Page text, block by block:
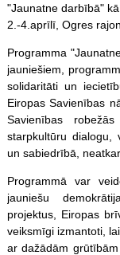
"Jaunatne darbībā"
2.-4.aprīlī, Ogres
Programma
jauniešiem,
solidaritāti un
Eiropas Savienības
Savienības
starpkultūru dialogu,
un sabiedrībā,
Programmā var
jauniešu
projektus, Eiropas
veiksmīgi izmantoti,
ar dažādām